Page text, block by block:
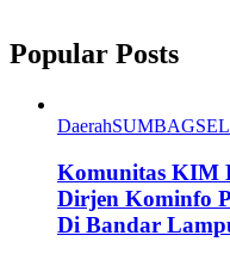
Popular Posts
DaerahSUMBAGSEL
Komunitas KIM
Dirjen Kominfo
Di Bandar